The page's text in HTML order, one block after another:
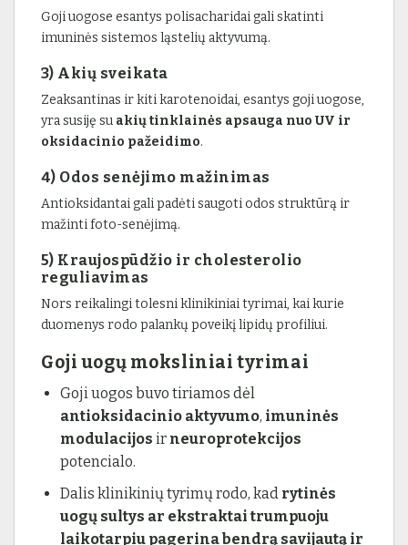
Goji uogose esantys polisacharidai gali skatinti
imuninės sistemos ląstelių aktyvumą.
3) Akių sveikata
Zeaksantinas ir kiti karotenoidai, esantys goji uogose,
yra susiję su akių tinklainės apsauga nuo UV ir
oksidacinio pažeidimo.
4) Odos senėjimo mažinimas
Antioksidantai gali padėti saugoti odos struktūrą ir
mažinti foto-senėjimą.
5) Kraujospūdžio ir cholesterolio
reguliavimas
Nors reikalingi tolesni klinikiniai tyrimai, kai kurie
duomenys rodo palankų poveikį lipidų profiliui.
Goji uogų moksliniai tyrimai
Goji uogos buvo tiriamos dėl
antioksidacinio aktyvumo, imuninės
modulacijos ir neuroprotekcijos
potencialo.
Dalis klinikinių tyrimų rodo, kad rytinės
uogų sultys ar ekstraktai trumpuoju
laikotarpiu pagerina bendrą savijautą ir